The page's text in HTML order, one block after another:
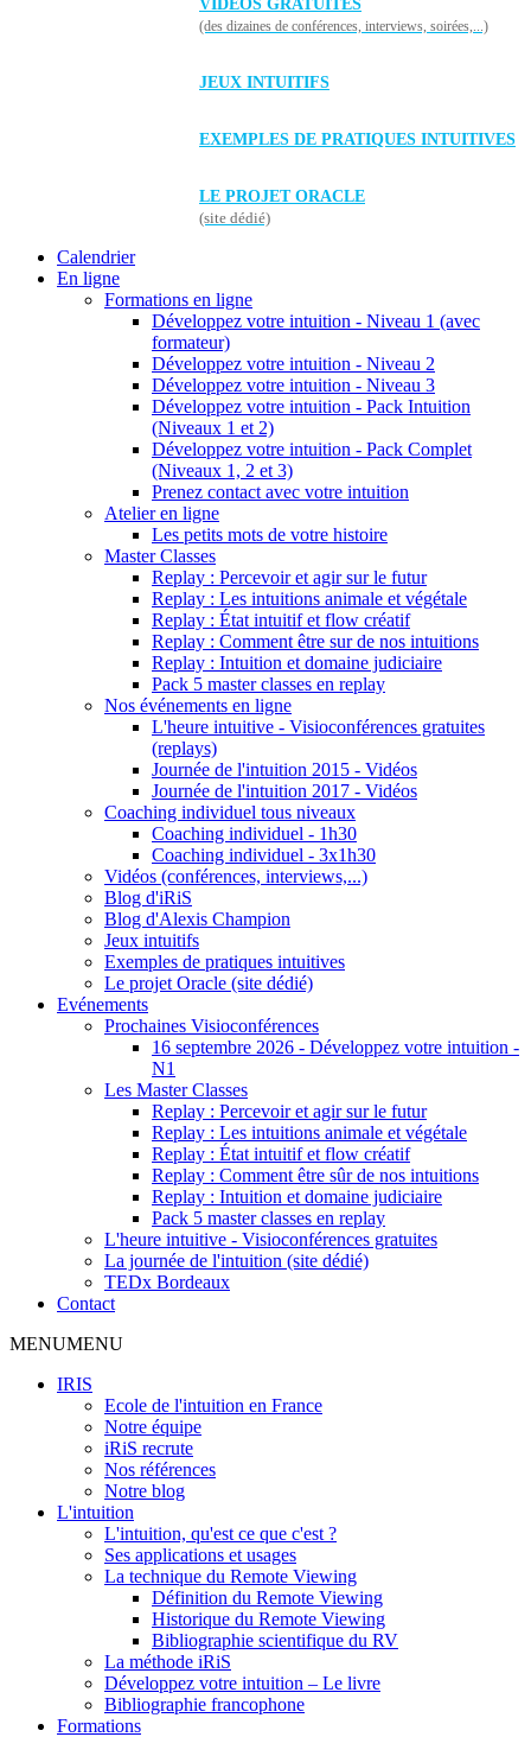
VIDÉOS GRATUITES
(des dizaines de conférences, interviews, soirées,...)
JEUX INTUITIFS
EXEMPLES DE PRATIQUES INTUITIVES
LE PROJET ORACLE
(site dédié)
Calendrier
En ligne
Formations en ligne
Développez votre intuition - Niveau 1 (avec
formateur)
Développez votre intuition - Niveau 2
Développez votre intuition - Niveau 3
Développez votre intuition - Pack Intuition
(Niveaux 1 et 2)
Développez votre intuition - Pack Complet
(Niveaux 1, 2 et 3)
Prenez contact avec votre intuition
Atelier en ligne
Les petits mots de votre histoire
Master Classes
Replay : Percevoir et agir sur le futur
Replay : Les intuitions animale et végétale
Replay : État intuitif et flow créatif
Replay : Comment être sur de nos intuitions
Replay : Intuition et domaine judiciaire
Pack 5 master classes en replay
Nos événements en ligne
L'heure intuitive - Visioconférences gratuites
(replays)
Journée de l'intuition 2015 - Vidéos
Journée de l'intuition 2017 - Vidéos
Coaching individuel tous niveaux
Coaching individuel - 1h30
Coaching individuel - 3x1h30
Vidéos (conférences, interviews,...)
Blog d'iRiS
Blog d'Alexis Champion
Jeux intuitifs
Exemples de pratiques intuitives
Le projet Oracle (site dédié)
Evénements
Prochaines Visioconférences
16 septembre 2026 - Développez votre intuition -
N1
Les Master Classes
Replay : Percevoir et agir sur le futur
Replay : Les intuitions animale et végétale
Replay : État intuitif et flow créatif
Replay : Comment être sûr de nos intuitions
Replay : Intuition et domaine judiciaire
Pack 5 master classes en replay
L'heure intuitive - Visioconférences gratuites
La journée de l'intuition (site dédié)
TEDx Bordeaux
Contact
MENUMENU
IRIS
Ecole de l'intuition en France
Notre équipe
iRiS recrute
Nos références
Notre blog
L'intuition
L'intuition, qu'est ce que c'est ?
Ses applications et usages
La technique du Remote Viewing
Définition du Remote Viewing
Historique du Remote Viewing
Bibliographie scientifique du RV
La méthode iRiS
Développez votre intuition – Le livre
Bibliographie francophone
Formations